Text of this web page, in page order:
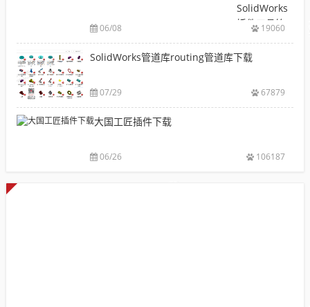
包
载
下
载|
附
件
库
配
SolidWorks
插件工具箱
提高设计效
06/08 19060
SolidWorks管道库routing管道库下载
07/29 67879
大国工匠插件下载
06/26 106187